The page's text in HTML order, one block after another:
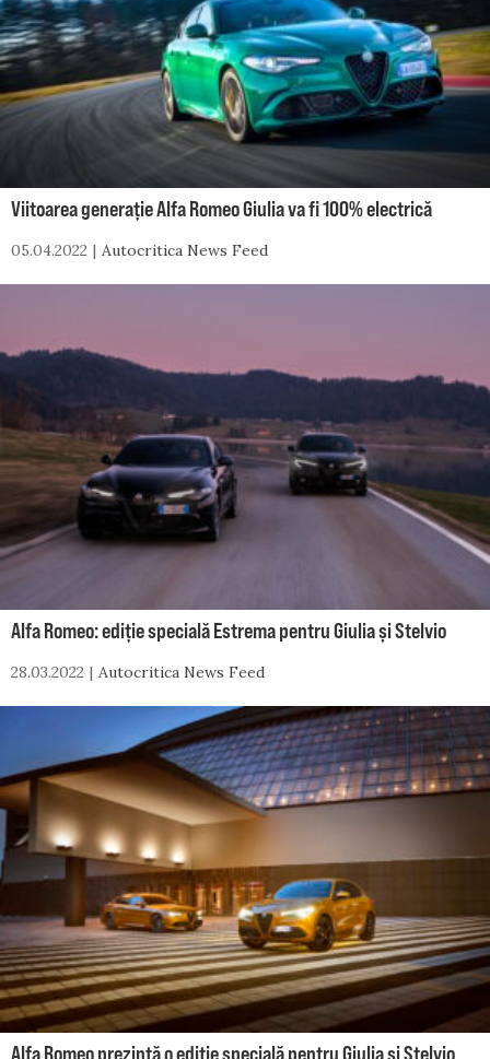
Viitoarea generație Alfa Romeo Giulia va fi 100% electrică
05.04.2022 Autocritica News Feed
Alfa Romeo: ediție specială Estrema pentru Giulia și Stelvio
28.03.2022 Autocritica News Feed
Alfa Romeo prezintă o ediție specială pentru Giulia și Stelvio